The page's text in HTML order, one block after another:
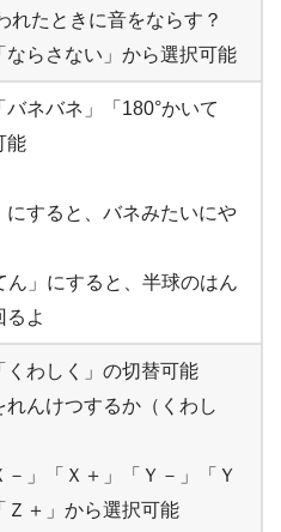
れたときに音をならす？
らさない」から選択可能
ネバネ」「180°かいて
能
にすると、バネみたいにや
ん」にすると、半球のはん
るよ
わしく」の切替可能
んけつするか（くわし
」「Ｘ＋」「Ｙ－」「Ｙ
Ｚ＋」から選択可能